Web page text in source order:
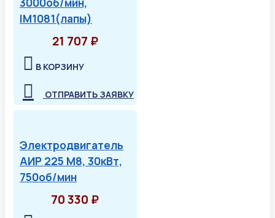
IM1081(лапы)
21 707 ₽
В КОРЗИНУ
ОТПРАВИТЬ ЗАЯВКУ
Электродвигатель
АИР 225 М8, 30кВт,
750об/мин
70 330 ₽